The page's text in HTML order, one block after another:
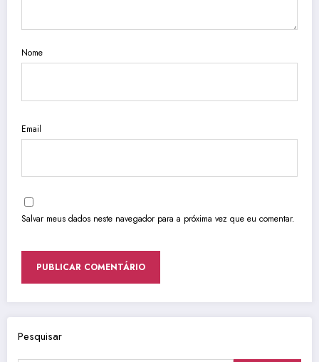
Nome
Email
Salvar meus dados neste navegador para a próxima vez que eu comentar.
Pesquisar